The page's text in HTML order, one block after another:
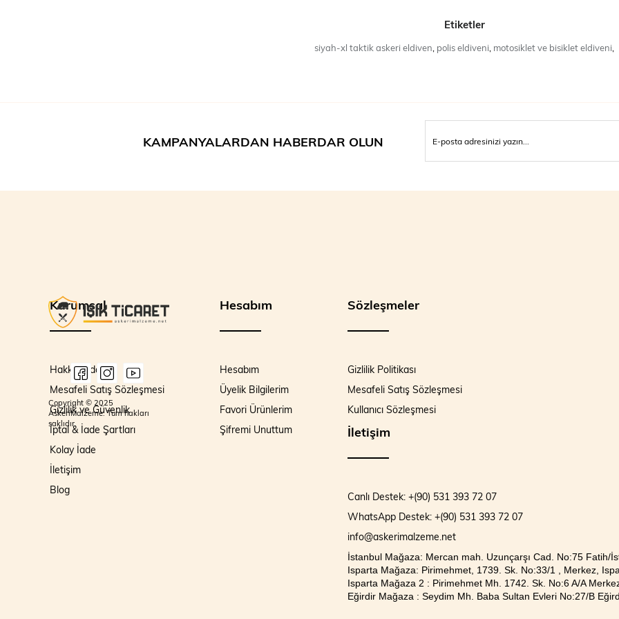
Askeri
Etiketler
siyah-xl taktik askeri eldiven polis eldiveni motosiklet ve bisiklet eldiveni
KAMPANYALARDAN HABERDAR OLUN
Kurumsal
Hakkımızda
Mesafeli Satış Sözleşmesi
Gizlilik ve Güvenlik
İptal & İade Şartları
Kolay İade
İletişim
Blog
Hesabım
Hesabım
Üyelik Bilgilerim
Favori Ürünlerim
Şifremi Unuttum
Sözleşmeler
Gizlilik Politikası
Mesafeli Satış Sözleşmesi
Kullanıcı Sözleşmesi
İletişim
Canlı Destek: +(90) 531 393 72 07
WhatsApp Destek: +(90) 531 393 72 07
info@askerimalzeme.net
İstanbul Mağaza: Mercan mah. Uzunçarşı Cad. No:75 Fatih/
Isparta Mağaza: Pirimehmet, 1739. Sk. No:33/1 , Merkez,
Isparta Mağaza 2 : Pirimehmet Mh. 1742. Sk. No:6 A/A
Eğirdir Mağaza : Seydim Mh. Baba Sultan Evleri No:27/B
Copyright © 2025
AskeriMalzeme. Tüm hakları
saklıdır.